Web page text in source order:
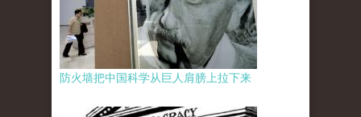
防火墙把中国科学从巨人肩膀上拉下来